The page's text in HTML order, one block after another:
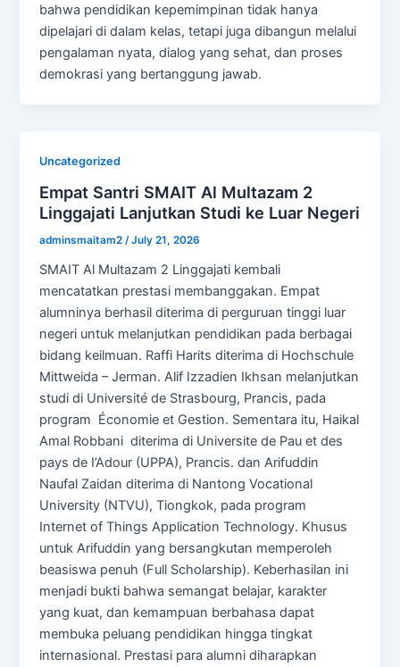
bahwa pendidikan kepemimpinan tidak hanya
dipelajari di dalam kelas, tetapi juga dibangun melalui
pengalaman nyata, dialog yang sehat, dan proses
demokrasi yang bertanggung jawab.
Uncategorized
Empat Santri SMAIT Al Multazam 2
Linggajati Lanjutkan Studi ke Luar Negeri
adminsmaitam2/July 21, 2026
SMAIT Al Multazam 2 Linggajati kembali
mencatatkan prestasi membanggakan. Empat
alumninya berhasil diterima di perguruan tinggi luar
negeri untuk melanjutkan pendidikan pada berbagai
bidang keilmuan. Raffi Harits diterima di Hochschule
Mittweida – Jerman. Alif Izzadien Ikhsan melanjutkan
studi di Université de Strasbourg, Prancis, pada
program Économie et Gestion. Sementara itu, Haikal
Amal Robbani diterima di Universite de Pau et des
pays de I’Adour (UPPA), Prancis. dan Arifuddin
Naufal Zaidan diterima di Nantong Vocational
University (NTVU), Tiongkok, pada program
Internet of Things Application Technology. Khusus
untuk Arifuddin yang bersangkutan memperoleh
beasiswa penuh (Full Scholarship). Keberhasilan ini
menjadi bukti bahwa semangat belajar, karakter
yang kuat, dan kemampuan berbahasa dapat
membuka peluang pendidikan hingga tingkat
internasional. Prestasi para alumni diharapkan